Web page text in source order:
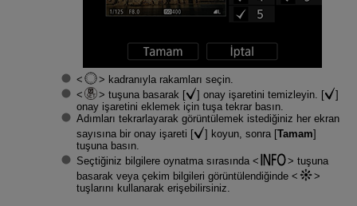
kadranıyla rakamları seçin.
tuşuna basarak [
] onay işaretini temizleyin. [
]
onay işaretini eklemek için tuşa tekrar basın.
Adımları tekrarlayarak görüntülemek istediğiniz her ekran
sayısına bir onay işareti [
] koyun, sonra [Tamam]
tuşuna basın.
Seçtiğiniz bilgilere oynatma sırasında
tuşuna
basarak veya çekim bilgileri görüntülendiğinde
tuşlarını kullanarak erişebilirsiniz.